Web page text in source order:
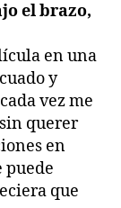
el brazo,
en una
y
vez me
querer
en
puede
que